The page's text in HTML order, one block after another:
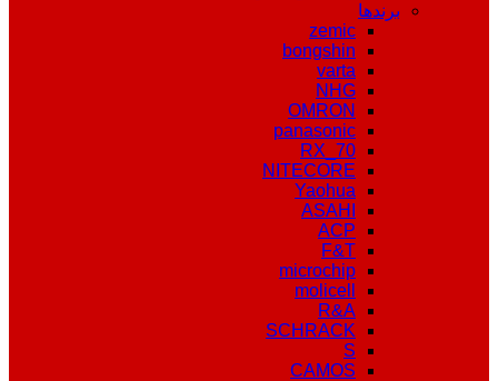
برندها
zemic
bongshin
varta
NHG
OMRON
panasonic
RX_70
NITECORE
Yaohua
ASAHI
ACP
F&T
microchip
molicell
R&A
SCHRACK
S
CAMOS